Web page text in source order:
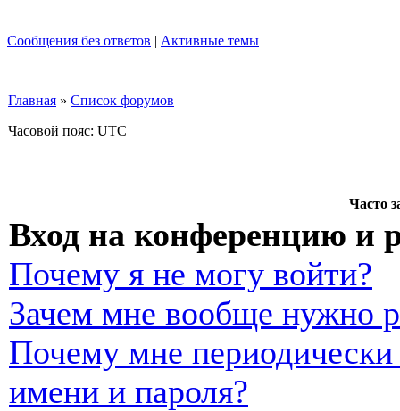
Сообщения без ответов | Активные темы
Главная » Список форумов
Часовой пояс: UTC
Часто
Вход на конференцию и
Почему я не могу войти?
Зачем мне вообще нужно
Почему мне периодически
имени и пароля?